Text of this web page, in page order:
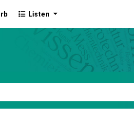
Listen